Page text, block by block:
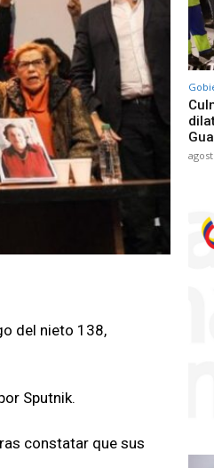
del nieto 138,
Sputnik.
constatar que sus